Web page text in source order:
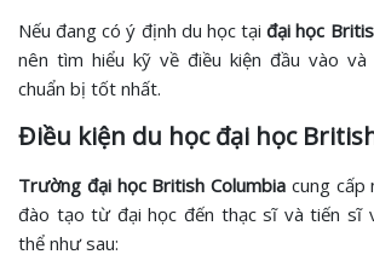
Nếu đang có ý định du học tại đại học
nên tìm hiểu kỹ về điều kiện đầu vào
chuẩn bị tốt nhất.
Điều kiện du học đại học
Trường đại học British Columbia cung cấp
đào tạo từ đại học đến thạc sĩ và tiến sĩ
thể như sau: